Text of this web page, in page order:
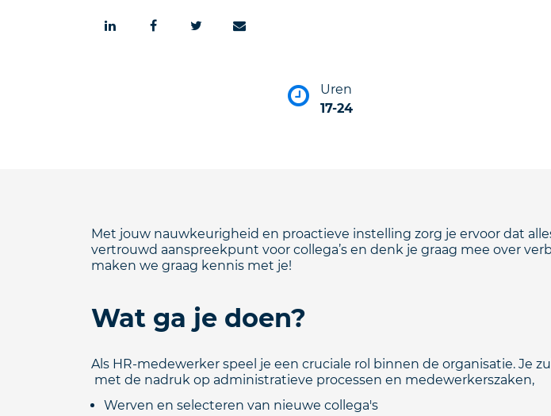
Uren
17-24
Met jouw nauwkeurigheid en proactieve instelling zorg je ervoor dat
vertrouwd aanspreekpunt voor collega’s en denk je graag mee over
maken we graag kennis met je!
Wat ga je doen?
Als HR-medewerker speel je een cruciale rol binnen de organisatie. Je
met de nadruk op administratieve processen en medewerkerszaken,
Werven en selecteren van nieuwe collega's